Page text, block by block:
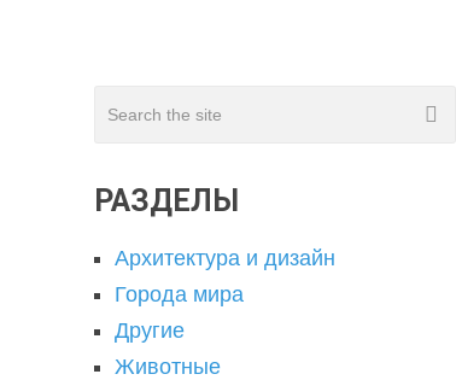
РАЗДЕЛЫ
Архитектура и дизайн
Города мира
Другие
Животные